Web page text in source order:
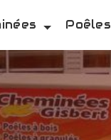
Poêles